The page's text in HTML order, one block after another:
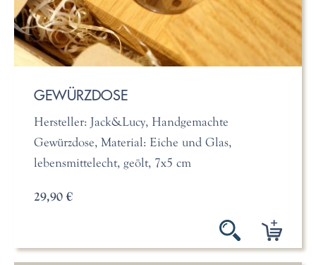
GEWÜRZDOSE
Hersteller: Jack&Lucy, Handgemachte
Gewürzdose, Material: Eiche und Glas,
lebensmittelecht, geölt, 7x5 cm
29,90 €